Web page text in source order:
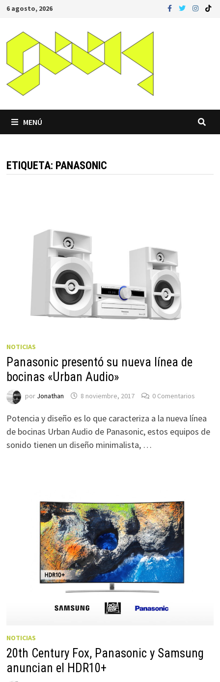
Saltar
contenido
6 agosto, 2026
MENÚ
ETIQUETA: PANASONIC
NOTICIAS
Panasonic presentó su nueva línea de
bocinas «Urban Audio»
por Jonathan 8 noviembre, 2017 0 Comentarios
Potencia y diseño es lo que caracteriza a la nueva línea
de bocinas Urban Audio de Panasonic, estos equipos de
sonido tienen un diseño minimalista, …
NOTICIAS
20th Century Fox, Panasonic y Samsung
anuncian el HDR10+